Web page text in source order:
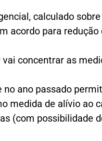
calculado
acordo para
concentrar as
ano passado
medida de alívio ao
(com possibilidade